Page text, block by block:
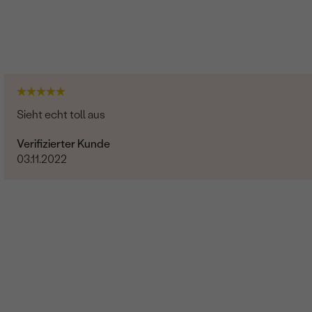
Sieht echt toll aus
Verifizierter Kunde
03.11.2022